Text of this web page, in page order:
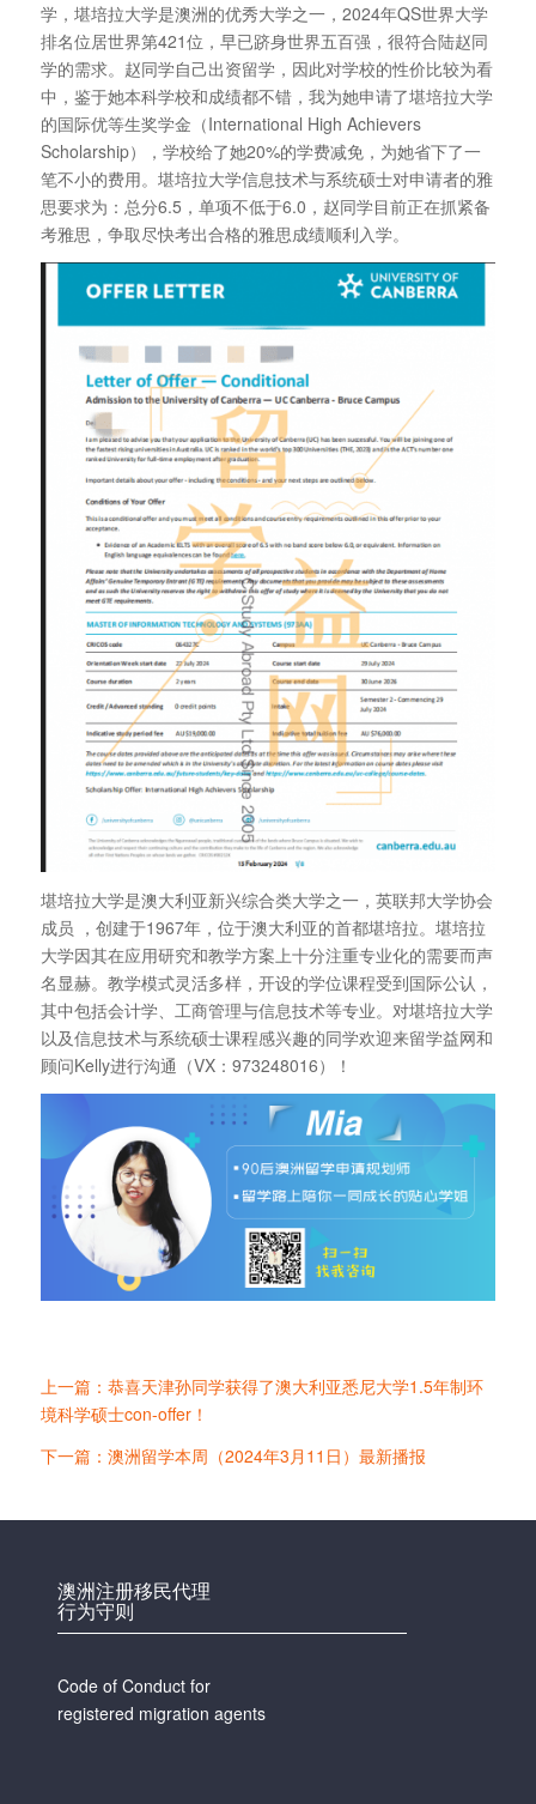
学，堪培拉大学是澳洲的优秀大学之一，2024年QS世界大学
排名位居世界第421位，早已跻身世界五百强，很符合陆赵同
学的需求。赵同学自己出资留学，因此对学校的性价比较为看
中，鉴于她本科学校和成绩都不错，我为她申请了堪培拉大学
的国际优等生奖学金（International High Achievers
Scholarship），学校给了她20%的学费减免，为她省下了一
笔不小的费用。堪培拉大学信息技术与系统硕士对申请者的雅
思要求为：总分6.5，单项不低于6.0，赵同学目前正在抓紧备
考雅思，争取尽快考出合格的雅思成绩顺利入学。
堪培拉大学是澳大利亚新兴综合类大学之一，英联邦大学协会
成员 ，创建于1967年，位于澳大利亚的首都堪培拉。堪培拉
大学因其在应用研究和教学方案上十分注重专业化的需要而声
名显赫。教学模式灵活多样，开设的学位课程受到国际公认，
其中包括会计学、工商管理与信息技术等专业。对堪培拉大学
以及信息技术与系统硕士课程感兴趣的同学欢迎来留学益网和
顾问Kelly进行沟通（VX：973248016）！
上一篇：恭喜天津孙同学获得了澳大利亚悉尼大学1.5年制环
境科学硕士con-offer！
下一篇：澳洲留学本周（2024年3月11日）最新播报
澳洲注册移民代理
行为守则
Code of Conduct for
registered migration agents